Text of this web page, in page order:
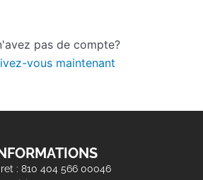
pas de compte?
vous maintenant
: 810 404 566 00046